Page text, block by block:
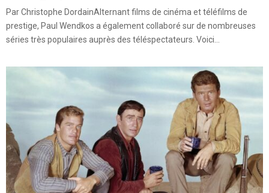
Par Christophe DordainAlternant films de cinéma et téléfilms de
prestige, Paul Wendkos a également collaboré sur de nombreuses
séries très populaires auprès des téléspectateurs. Voici...